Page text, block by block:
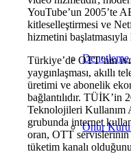
Onur
YouTube’un 2005’te
kitleselleştirmesi ve
hizmetini başlatmasıyla
Türkiye’de OTT’nin
yaygınlaşması, akıllı
üretimi ve abonelik
bağlantılıdır. TÜİK’in
Teknolojileri Kullanım
grubunda internet
oran, OTT servislerinin
tüketim kanalı